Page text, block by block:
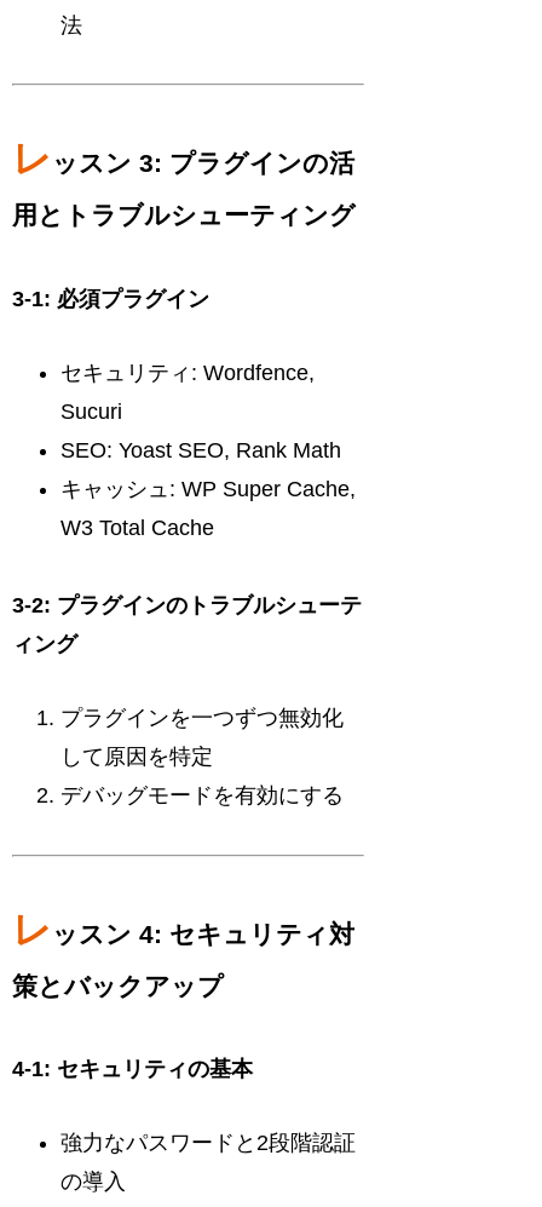
法
レ ッスン 3: プラグインの活
用とトラブルシューティング
3-1: 必須プラグイン
セキュリティ: Wordfence,
Sucuri
SEO: Yoast SEO, Rank Math
キャッシュ: WP Super Cache,
W3 Total Cache
3-2: プラグインのトラブルシューテ
ィング
プラグインを一つずつ無効化
して原因を特定
デバッグモードを有効にする
レ ッスン 4: セキュリティ対
策とバックアップ
4-1: セキュリティの基本
強力なパスワードと2段階認証
の導入